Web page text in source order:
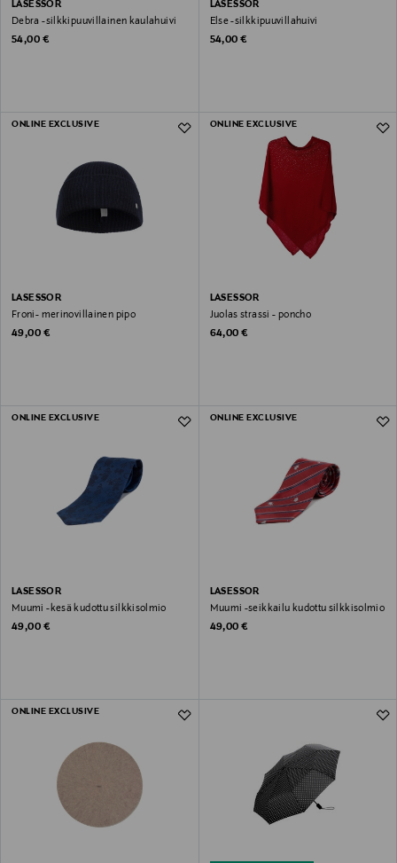
LASESSOR
Debra -silkkipuuvillainen kaulahuivi
Original Price
54,00 €
LASESSOR
Else -silkkipuuvillahuivi
Original Price
54,00 €
ONLINE EXCLUSIVE
LASESSOR
Froni- merinovillainen pipo
Original Price
49,00 €
ONLINE EXCLUSIVE
LASESSOR
Juolas strassi - poncho
Original Price
64,00 €
ONLINE EXCLUSIVE
LASESSOR
Muumi -kesä kudottu silkkisolmio
Original Price
49,00 €
ONLINE EXCLUSIVE
LASESSOR
Muumi -seikkailu kudottu silkkisolmio
Original Price
49,00 €
ONLINE EXCLUSIVE